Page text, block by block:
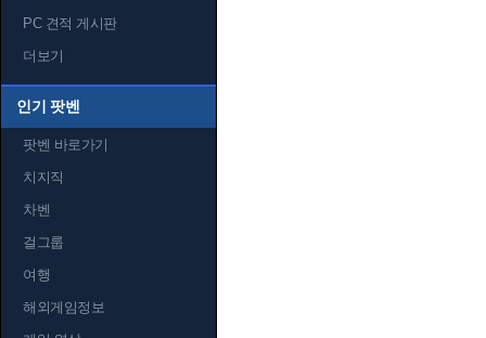
PC 견적 게시판
더보기
인기 팟벤
팟벤 바로가기
치지직
차벤
걸그룹
여행
해외게임정보